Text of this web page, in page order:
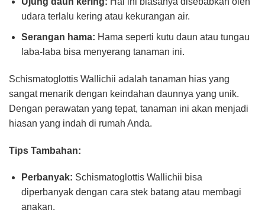
udara terlalu kering atau kekurangan air.
Serangan hama: Hama seperti kutu daun atau tungau
laba-laba bisa menyerang tanaman ini.
Schismatoglottis Wallichii adalah tanaman hias yang
sangat menarik dengan keindahan daunnya yang unik.
Dengan perawatan yang tepat, tanaman ini akan menjadi
hiasan yang indah di rumah Anda.
Tips Tambahan:
Perbanyak: Schismatoglottis Wallichii bisa
diperbanyak dengan cara stek batang atau membagi
anakan.